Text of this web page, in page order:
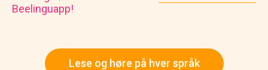
Beelinguapp!
Lese og høre på hver språk